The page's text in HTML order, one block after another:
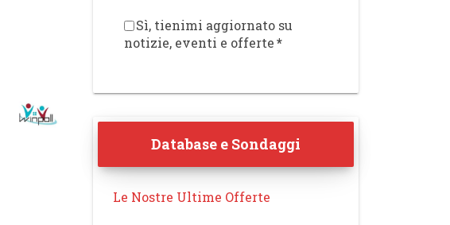
Sì, tienimi aggiornato su
notizie, eventi e offerte*
Database e Sondaggi
Le Nostre Ultime Offerte